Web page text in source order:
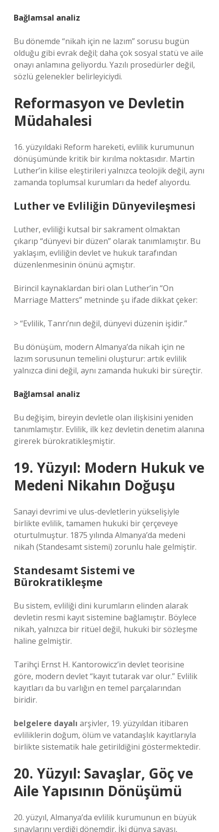
Bağlamsal analiz
Bu dönemde “nikah için ne lazım” sorusu bugün
olduğu gibi evrak değil; daha çok sosyal statü ve aile
onayı anlamına geliyordu. Yazılı prosedürler değil,
sözlü gelenekler belirleyiciydi.
Reformasyon ve Devletin
Müdahalesi
16. yüzyıldaki Reform hareketi, evlilik kurumunun
dönüşümünde kritik bir kırılma noktasıdır. Martin
Luther’in kilise eleştirileri yalnızca teolojik değil, aynı
zamanda toplumsal kurumları da hedef alıyordu.
Luther ve Evliliğin Dünyevileşmesi
Luther, evliliği kutsal bir sakrament olmaktan
çıkarıp “dünyevi bir düzen” olarak tanımlamıştır. Bu
yaklaşım, evliliğin devlet ve hukuk tarafından
düzenlenmesinin önünü açmıştır.
Birincil kaynaklardan biri olan Luther’in “On
Marriage Matters” metninde şu ifade dikkat çeker:
> “Evlilik, Tanrı’nın değil, dünyevi düzenin işidir.”
Bu dönüşüm, modern Almanya’da nikah için ne
lazım sorusunun temelini oluşturur: artık evlilik
yalnızca dini değil, aynı zamanda hukuki bir süreçtir.
Bağlamsal analiz
Bu değişim, bireyin devletle olan ilişkisini yeniden
tanımlamıştır. Evlilik, ilk kez devletin denetim alanına
girerek bürokratikleşmiştir.
19. Yüzyıl: Modern Hukuk ve
Medeni Nikahın Doğuşu
Sanayi devrimi ve ulus-devletlerin yükselişiyle
birlikte evlilik, tamamen hukuki bir çerçeveye
oturtulmuştur. 1875 yılında Almanya’da medeni
nikah (Standesamt sistemi) zorunlu hale gelmiştir.
Standesamt Sistemi ve
Bürokratikleşme
Bu sistem, evliliği dini kurumların elinden alarak
devletin resmi kayıt sistemine bağlamıştır. Böylece
nikah, yalnızca bir ritüel değil, hukuki bir sözleşme
haline gelmiştir.
Tarihçi Ernst H. Kantorowicz’in devlet teorisine
göre, modern devlet “kayıt tutarak var olur.” Evlilik
kayıtları da bu varlığın en temel parçalarından
biridir.
belgelere dayalı arşivler, 19. yüzyıldan itibaren
evliliklerin doğum, ölüm ve vatandaşlık kayıtlarıyla
birlikte sistematik hale getirildiğini göstermektedir.
20. Yüzyıl: Savaşlar, Göç ve
Aile Yapısının Dönüşümü
20. yüzyıl, Almanya’da evlilik kurumunun en büyük
sınavlarını verdiği dönemdir. İki dünya savaşı,